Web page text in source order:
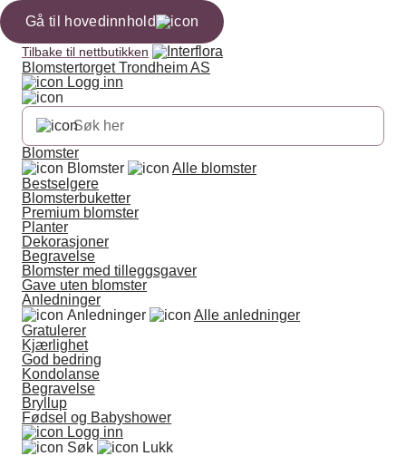
Gå til hovedinnhold
Tilbake til nettbutikken
Blomstertorget Trondheim AS
Logg inn
Blomster
Blomster
Alle blomster
Bestselgere
Blomsterbuketter
Premium blomster
Planter
Dekorasjoner
Begravelse
Blomster med tilleggsgaver
Gave uten blomster
Anledninger
Anledninger
Alle anledninger
Gratulerer
Kjærlighet
God bedring
Kondolanse
Begravelse
Bryllup
Fødsel og Babyshower
Logg inn
Søk
Lukk